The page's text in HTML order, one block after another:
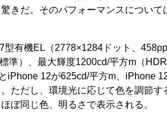
きだ。そのパフォーマンスについ
有機EL（2778×1284ドット、
準）、最大輝度1200cd/平方m（
iPhone 12が625cd/平方m、iPhone
ただし、環境光に応じて色を調節
ぼ同じ色、明るさで表示される。